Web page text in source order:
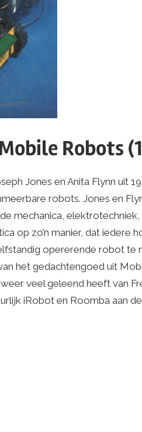
Robots
Jones en Anita Flynn uit
robots. Jones en
mechanica,
op zo’n manier, dat iedere
opererende robot te
het gedachtengoed uit
veel geleend heeft van
iRobot en Roomba aan